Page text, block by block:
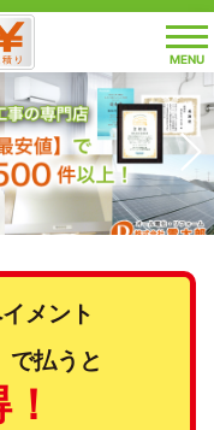
MENU
メント
で払うと